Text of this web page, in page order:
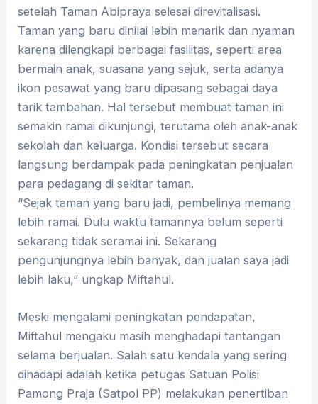
setelah Taman Abipraya selesai direvitalisasi.
Taman yang baru dinilai lebih menarik dan nyaman
karena dilengkapi berbagai fasilitas, seperti area
bermain anak, suasana yang sejuk, serta adanya
ikon pesawat yang baru dipasang sebagai daya
tarik tambahan. Hal tersebut membuat taman ini
semakin ramai dikunjungi, terutama oleh anak-anak
sekolah dan keluarga. Kondisi tersebut secara
langsung berdampak pada peningkatan penjualan
para pedagang di sekitar taman.
“Sejak taman yang baru jadi, pembelinya memang
lebih ramai. Dulu waktu tamannya belum seperti
sekarang tidak seramai ini. Sekarang
pengunjungnya lebih banyak, dan jualan saya jadi
lebih laku,” ungkap Miftahul.
Meski mengalami peningkatan pendapatan,
Miftahul mengaku masih menghadapi tantangan
selama berjualan. Salah satu kendala yang sering
dihadapi adalah ketika petugas Satuan Polisi
Pamong Praja (Satpol PP) melakukan penertiban